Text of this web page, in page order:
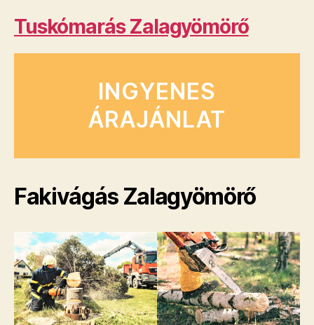
Tuskómarás Zalagyömörő
INGYENES
ÁRAJÁNLAT
Fakivágás Zalagyömörő